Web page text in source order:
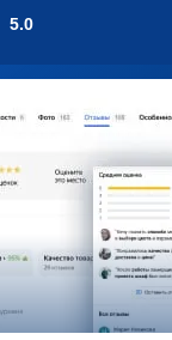
5.0